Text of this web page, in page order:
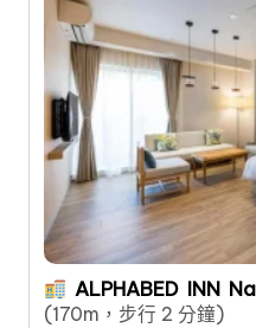
ALPHABED INN
(170m，步行 2 分鐘)